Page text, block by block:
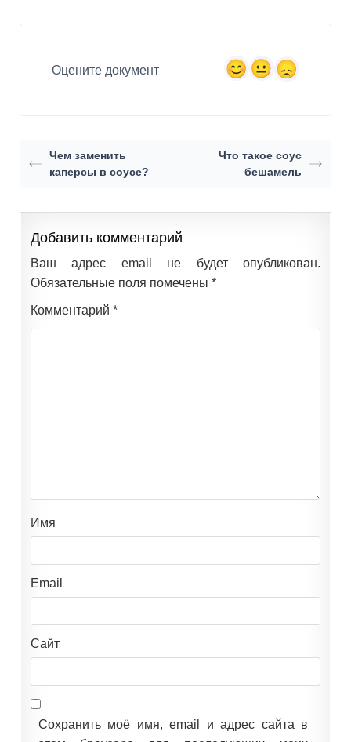
Оцените документ
Чем заменить
каперсы в соусе?
Что такое соус
бешамель
Добавить комментарий
Ваш адрес email не будет опубликован.
Обязательные поля помечены *
Комментарий *
Имя
Email
Сайт
Сохранить моё имя, email и адрес сайта в